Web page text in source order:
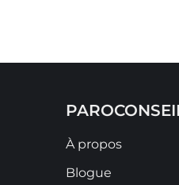
À propos
Blogue